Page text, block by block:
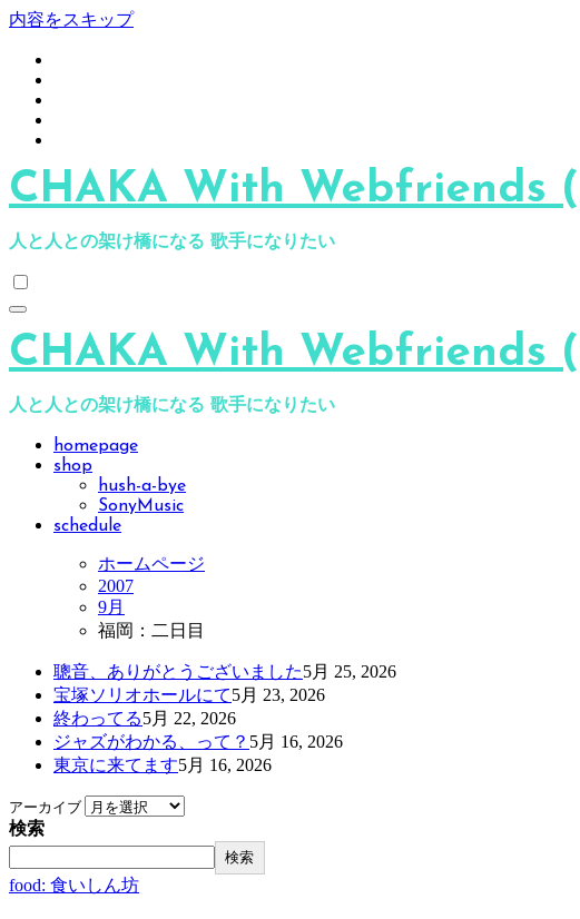
内容をスキップ
CHAKA With Webfriends
人と人との架け橋になる 歌手になりたい
CHAKA With Webfriends
人と人との架け橋になる 歌手になりたい
homepage
shop
hush-a-bye
SonyMusic
schedule
ホームページ
2007
9月
福岡：二日目
聰音、ありがとうございました5月 25, 2026
宝塚ソリオホールにて5月 23, 2026
終わってる5月 22, 2026
ジャズがわかる、って？ 5月 16, 2026
東京に来てます5月 16, 2026
アーカイブ
検索
検索
food: 食いしん坊